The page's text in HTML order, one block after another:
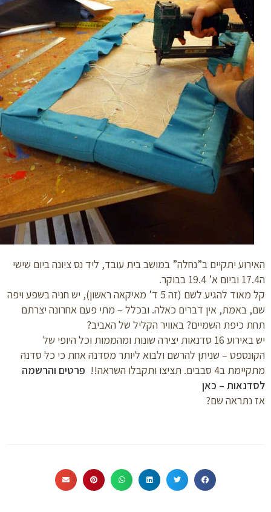
יתקיים ב”נחלה” במושב בית עובד, ליד נס ציונה ביום שישי
קל מאוד להגיע לשם (זה 5 ד’ מאיקאה ראשון), יש חניה בשפע ויפה
באמת, אין דברים כאלה. ובכלל – מתי פעם אחרונה יצרתם
כיפת השמיים? באוויר הקליל של האביב?
יש באירוע 16 סדנאות יצירה שונות ומהממות וכל היופי של
– שניתן להרשם ולבוא ליותר מסדנה אחת כי כל סדנה
סבבים. תציצו ותקבלו השראה!!
פרטים והרשמה
– כאן
נתראה שם?